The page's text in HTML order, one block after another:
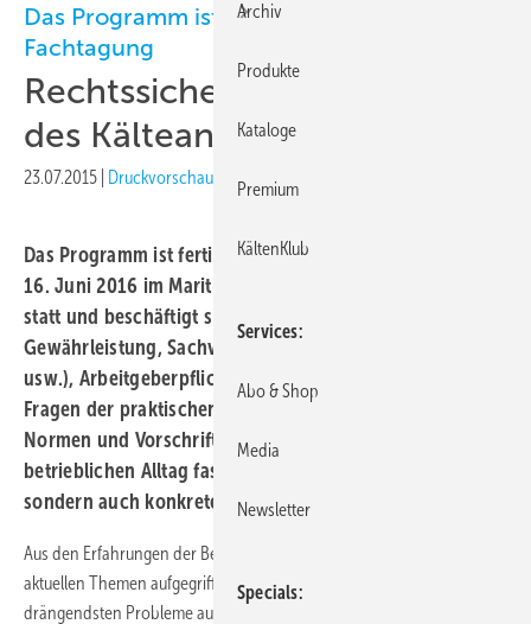
Das Programm ist fertig | 13. KK-
Fachtagung
Rechtssicherheit in der Praxis
des Kälteanlagenbaus
23.07.2015 Druckvorschau
Das Programm ist fertig! Die 13. KK-Fachtagung findet am
16. Juni 2016 im Maritim Rhein-Main Hotel Darmstadt
statt und beschäftigt sich diesmal mit Themen wie
Gewährleistung, Sachverständigenwesen (Beweisfragen
usw.), Arbeitgeberpflichten u.v.m. Nicht nur technische
Fragen der praktischen Umsetzung und die gängigen
Normen und Vorschriften der Technik bestimmen den
betrieblichen Alltag fast aller Firmen in der Branche,
sondern auch konkrete juristische Fragen.
Aus den Erfahrungen der Beratungsstellen haben wir daher die
aktuellen Themen aufgegriffen, zu denen die häufigsten bzw.
drängendsten Probleme aufkommen:
Archiv
Produkte
Kataloge
Premium
KältenKlub
Services
Abo & Shop
Media
Newsletter
Specials